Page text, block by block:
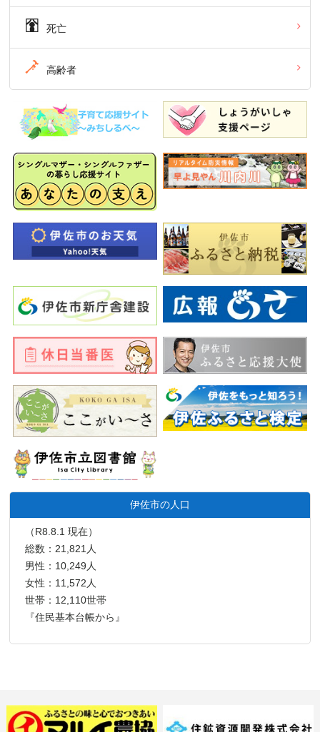
死亡
高齢者
伊佐市の人口
（R8.8.1 現在）
総数：21,821人
男性：10,249人
女性：11,572人
世帯：12,110世帯
『住民基本台帳から』